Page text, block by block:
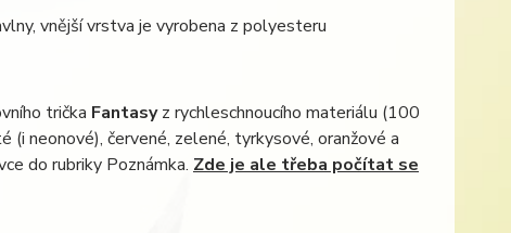
vnější vrstva je vyrobena z polyesteru
trička Fantasyz rychleschnoucího materiálu (100
neonové), červené, zelené, tyrkysové, oranžové a
do rubriky Poznámka. Zde je ale třeba počítat se